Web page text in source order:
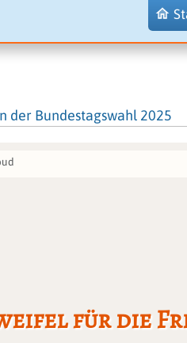
der Bundestagswahl 2025
für die